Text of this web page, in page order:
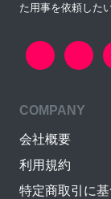
た用事を依頼した
COMPANY
会社概要
利用規約
特定商取引に